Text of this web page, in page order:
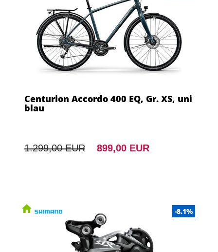
Centurion Accordo 400 EQ, Gr. XS, uni
blau
1.299,00 EUR 899,00 EUR
-8.1%